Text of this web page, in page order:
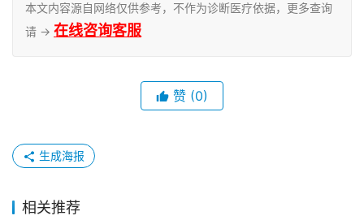
本文内容源自网络仅供参考，不作为诊断医疗依据，更多查询
请 → 在线咨询客服
赞 (0)
生成海报
相关推荐